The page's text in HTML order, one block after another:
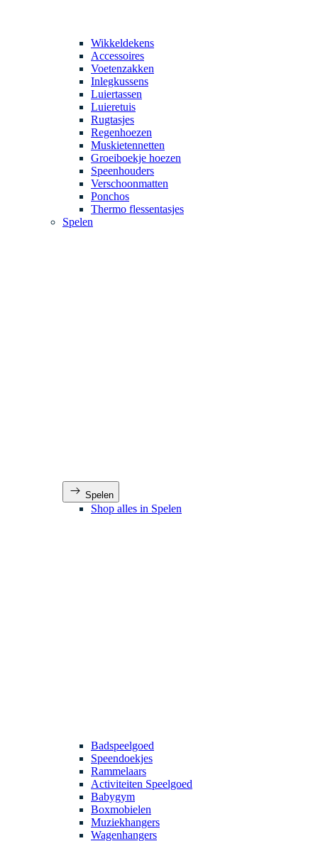
Wikkeldekens
Accessoires
Voetenzakken
Inlegkussens
Luiertassen
Luieretuis
Rugtasjes
Regenhoezen
Muskietennetten
Groeiboekje hoezen
Speenhouders
Verschoonmatten
Ponchos
Thermo flessentasjes
Spelen
Spelen
Shop alles in Spelen
Badspeelgoed
Speendoekjes
Rammelaars
Activiteiten Speelgoed
Babygym
Boxmobielen
Muziekhangers
Wagenhangers